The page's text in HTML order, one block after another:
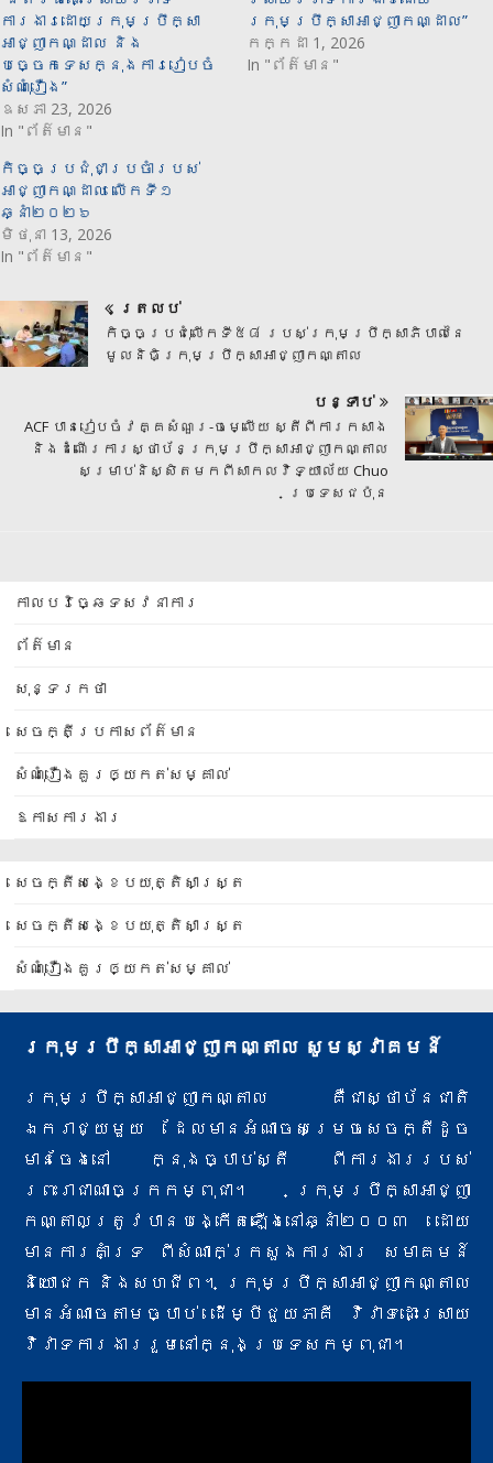
ការងារដោយក្រុមប្រឹក្សា
អាជ្ញាកណ្ដាល និង
បច្ចេកទេសក្នុងការរៀបចំ
សំណុំរឿង”
ឧសភា 23, 2026
In "ព័ត៌មាន"
ក្រុមប្រឹក្សាអាជ្ញាកណ្ដាល”
កក្កដា 1, 2026
In "ព័ត៌មាន"
កិច្ចប្រជុំជាប្រចាំរបស់
អាជ្ញាកណ្ដាល លើកទី១
ឆ្នាំ២០២៦
មិថុនា 13, 2026
In "ព័ត៌មាន"
ត្រលប់
កិច្ចប្រជុំលើកទី៥៨ របស់ក្រុមប្រឹក្សាភិបាលនៃ
មូលនិធិក្រុមប្រឹក្សាអាជ្ញាកណ្តាល
បន្ទាប់
ACF បានរៀបចំវគ្គសំណួរ-ចម្លើយ ស្តីពីការកសាង
និងដំណើរការស្ថាប័នក្រុមប្រឹក្សាអាជ្ញាកណ្តាល
សម្រាប់និស្សិតមកពីសាកលវិទ្យាល័យ Chuo
ប្រទេសជប៉ុន
កាលបរិច្ឆេទសវនាការ
ព័ត៌មាន
សុន្ទរកថា
សេចក្តីប្រកាសព័ត៌មាន
សំណុំរឿងគួរឲ្យកត់សម្គាល់
ឱកាសការងារ
សេចក្តីសង្ខេបយុត្តិសាស្ត្រ
សេចក្តីសង្ខេបយុត្តិសាស្ត្រ
សំណុំរឿងគួរឲ្យកត់សម្គាល់
ក្រុមប្រឹក្សាអាជ្ញាកណ្តាល សូមស្វាគមន៍
ក្រុមប្រឹក្សាអាជ្ញាកណ្តាល គឺជាស្ថាប័នជាតិ
ឯករាជ្យមួយ ដែលមានអំណាចសម្រេចសេចក្តីដូច
មានចែងនៅ ក្នុងច្បាប់ស្តី ពីការងារ​របស់
ព្រះរាជាណាចក្រកម្ពុជា។ ក្រុមប្រឹក្សាអាជ្ញា
កណ្តាលត្រូវបានបង្កើតឡើងនៅឆ្នាំ២០០៣ ដោយ
មានការគាំទ្រ ពីសំណាក់​ក្រសួងការងារ សមាគមន៍
និយោជក និងសហជីព។ ក្រុមប្រឹក្សាអាជ្ញាកណ្តាល
មានអំណាចតាមច្បាប់ ដើម្បីជួយភាគី វិវាទ​ដោះស្រាយ
វិវាទការងាររួមនៅក្នុងប្រទេសកម្ពុជា។